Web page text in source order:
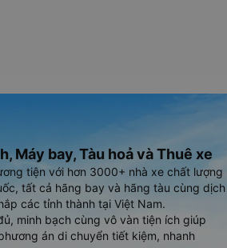
Máy bay, Tàu hoả và Thuê xe
tiện với hơn 3000+ nhà xe chất lượng
tất cả hãng bay và hãng tàu cùng dịch
các tỉnh thành tại Việt Nam.
minh bạch cùng vô vàn tiện ích giúp
án di chuyển tiết kiệm, nhanh